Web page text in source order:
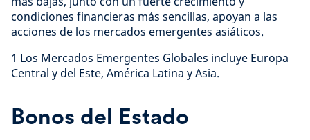
condiciones financieras más sencillas, apoyan a las
acciones de los mercados emergentes asiáticos.
1 Los Mercados Emergentes Globales incluye Europa
Central y del Este, América Latina y Asia.
Bonos del Estado